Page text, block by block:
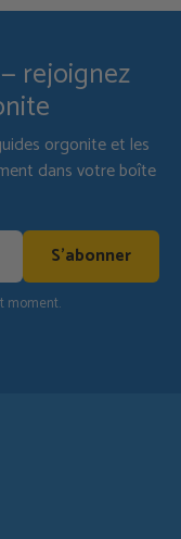
rejoignez
orgonite et les
dans votre boîte
S'abonner
moment.